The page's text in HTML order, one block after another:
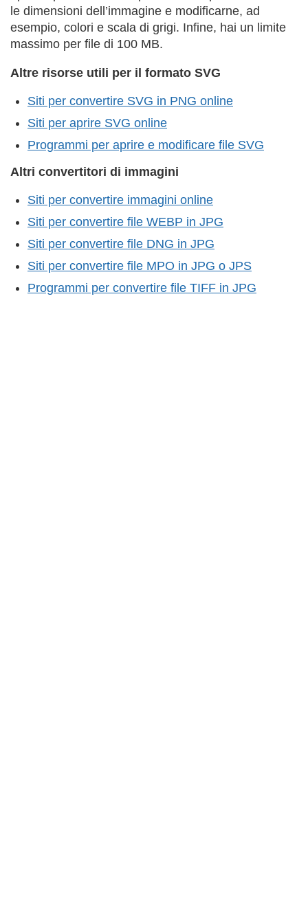
le dimensioni dell’immagine e modificarne, ad
esempio, colori e scala di grigi. Infine, hai un limite
massimo per file di 100 MB.
Altre risorse utili per il formato SVG
Siti per convertire SVG in PNG online
Siti per aprire SVG online
Programmi per aprire e modificare file SVG
Altri convertitori di immagini
Siti per convertire immagini online
Siti per convertire file WEBP in JPG
Siti per convertire file DNG in JPG
Siti per convertire file MPO in JPG o JPS
Programmi per convertire file TIFF in JPG